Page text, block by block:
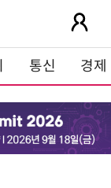
통신 경제